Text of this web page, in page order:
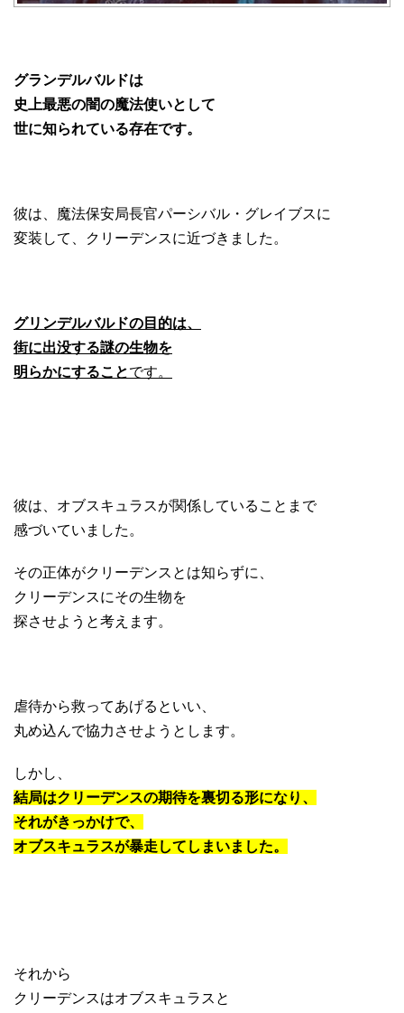
グランデルバルドは
史上最悪の闇の魔法使いとして
世に知られている存在です。
彼は、魔法保安局長官パーシバル・グレイブスに
変装して、クリーデンスに近づきました。
グリンデルバルドの目的は、
街に出没する謎の生物を
明らかにすることです。
彼は、オブスキュラスが関係していることまで
感づいていました。
その正体がクリーデンスとは知らずに、
クリーデンスにその生物を
探させようと考えます。
虐待から救ってあげるといい、
丸め込んで協力させようとします。
しかし、
結局はクリーデンスの期待を裏切る形になり、
それがきっかけで、
オブスキュラスが暴走してしまいました。
それから
クリーデンスはオブスキュラスと